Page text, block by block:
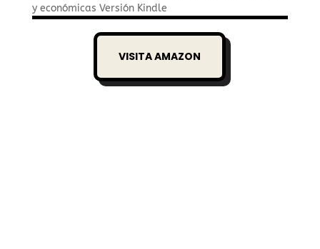
y económicas Versión Kindle
VISITA AMAZON